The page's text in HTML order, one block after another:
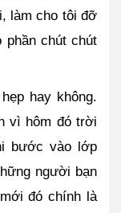
làm cho tôi đỡ
phần chút chút
hay không.
vì hôm đó trời
bước vào lớp
người bạn
đó chính là